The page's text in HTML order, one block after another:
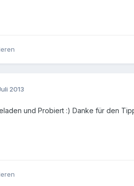
2013
und Probiert :) Danke für den